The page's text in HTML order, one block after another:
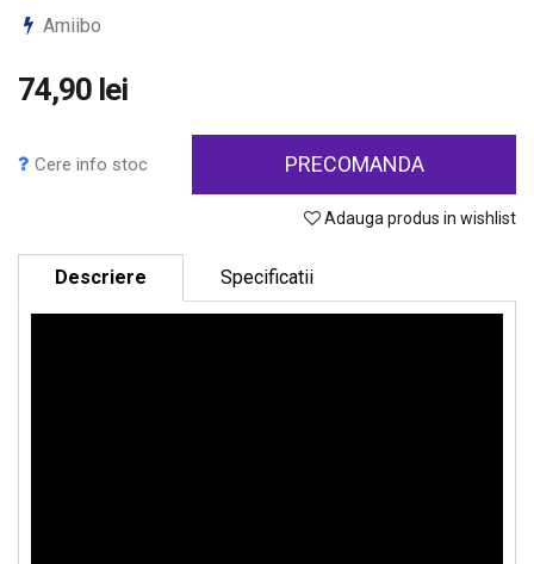
Amiibo
74,90 lei
Cere info stoc PRECOMANDA
Adauga produs in wishlist
Descriere Specificatii